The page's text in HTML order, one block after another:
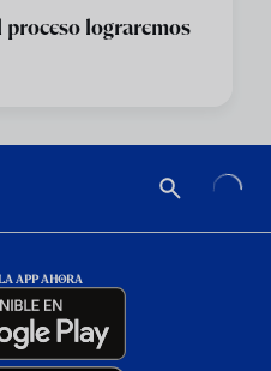
lograremos
APP AHORA